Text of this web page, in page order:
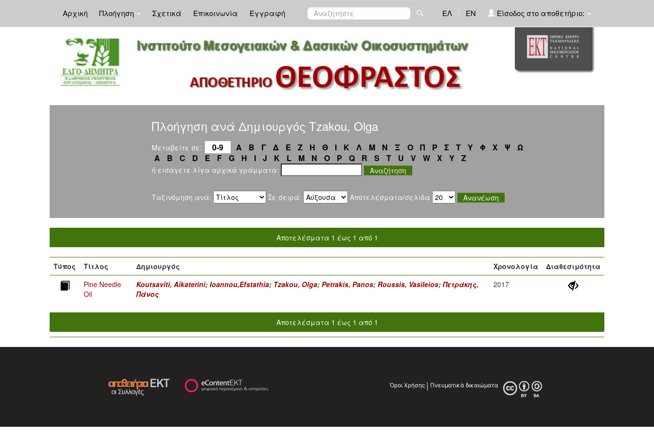
Αρχική Πλοήγηση Σχετικά Επικοινωνία Εγγραφή ΕΛ | EN Είσοδος στο αποθετήριο:
Πλοήγηση ανά Δημιουργός Tzakou, Olga
Μεταβείτε σε: 0-9 Α Β Γ Δ Ε Ζ Η Θ Ι Κ Λ Μ Ν Ξ Ο Π Ρ Σ Τ Υ Φ Χ Ψ
Ω
A
B C D E F G H I J K L M N O P Q R S T U V W X Y Z
ή εισάγετε λίγα αρχικά γράμματα:
Ταξινόμηση ανά: Σε σειρά: Αποτελέσματα/σελίδα
Αποτελέσματα 1 έως 1 από 1
Τύπος Τίτλος Δημιουργός Χρονολογία
Διαθεσιμότητα
Pine Needle
Oil
Koutsaviti, Aikaterini; Ioannou,Efstathia; Tzakou, Olga; Petrakis, Panos; Roussis, Vasileios; Πετράκης,
Πάνος
2017
Αποτελέσματα 1 έως 1 από 1